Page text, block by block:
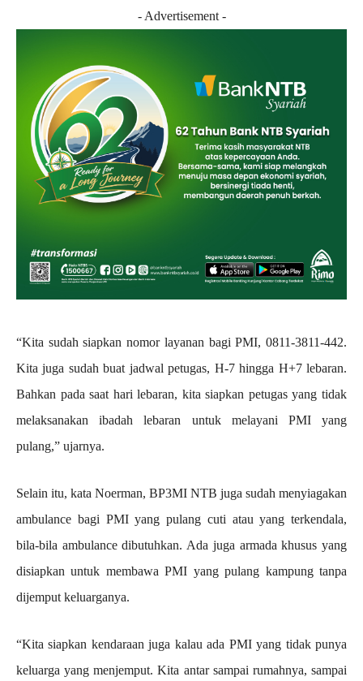
- Advertisement -
“Kita sudah siapkan nomor layanan bagi PMI, 0811-3811-442.
Kita juga sudah buat jadwal petugas, H-7 hingga H+7 lebaran.
Bahkan pada saat hari lebaran, kita siapkan petugas yang tidak
melaksanakan ibadah lebaran untuk melayani PMI yang
pulang,” ujarnya.
Selain itu, kata Noerman, BP3MI NTB juga sudah menyiagakan
ambulance bagi PMI yang pulang cuti atau yang terkendala,
bila-bila ambulance dibutuhkan. Ada juga armada khusus yang
disiapkan untuk membawa PMI yang pulang kampung tanpa
dijemput keluarganya.
“Kita siapkan kendaraan juga kalau ada PMI yang tidak punya
keluarga yang menjemput. Kita antar sampai rumahnya, sampai